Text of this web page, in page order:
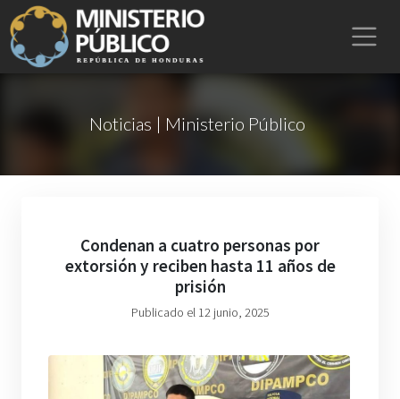
Noticias | Ministerio Público
Condenan a cuatro personas por
extorsión y reciben hasta 11 años de
prisión
Publicado el 12 junio, 2025